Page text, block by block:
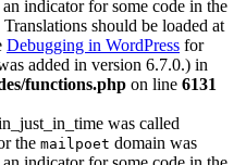
indicator for some code in the
should be loaded at
Debugging in WordPress for
added in version 6.7.0.) in
functions.php on line 6131
was called
the mailpoet domain was